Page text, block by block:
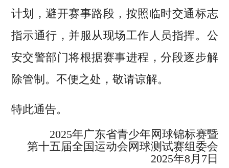
计划，避开赛事路段，按照临时交通标志
指示通行，并服从现场工作人员指挥。公
安交警部门将根据赛事进程，分段逐步解
除管制。不便之处，敬请谅解。
特此通告。
2025年广东省青少年网球锦标赛暨
第十五届全国运动会网球测试赛组委会
2025年8月7日